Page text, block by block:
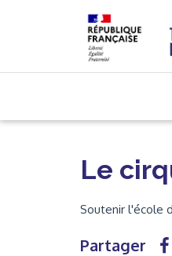
Le
Soutenir l'école
Partager